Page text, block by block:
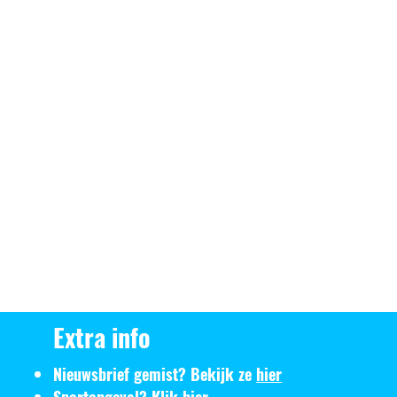
Extra info
Nieuwsbrief gemist? Bekijk ze hier